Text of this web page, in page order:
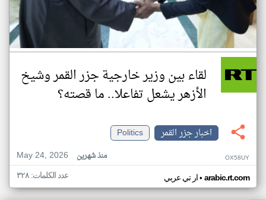
لقاء بين وزير خارجية جزر القمر وشيخ
الأزهر يشعل تفاعلا.. ما قصته؟
اخبار جزر القمر
Politics
May 24, 2026
منذ شهرين OX58UY
ار تي عربي• arabic.rt.com عدد الكلمات: ٣٢٨